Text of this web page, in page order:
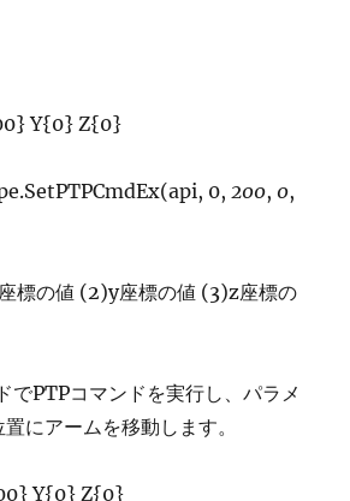
Y{0} Z{0}
0,200,0,
標の値 (2)y座標の値 (3)z座標の
でPTPコマンドを実行し、パラメ
にアームを移動します。
Y{0} Z{0}